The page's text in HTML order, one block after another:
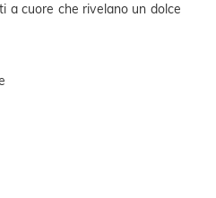
a cuore che rivelano un dolce